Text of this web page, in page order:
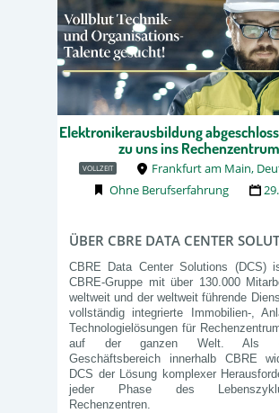
Elektronikerausbildung
zu uns ins
VOLLZEIT
Frankfurt am Main,
Ohne Berufserfahrung
ÜBER CBRE DATA CENTER
CBRE Data Center Solutions (DCS)
CBRE-Gruppe mit über 130.000
weltweit und der weltweit führende
vollständig integrierte Immobilien-,
Technologielösungen für
auf der ganzen Welt. Als
Geschäftsbereich innerhalb CBRE
DCS der Lösung komplexer
jeder Phase des
Rechenzentren.